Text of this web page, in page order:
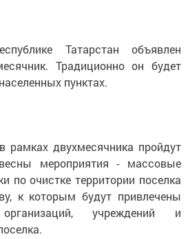
Татарстан объявлен
Традиционно он будет
пунктах.
рамках двухмесячника пройдут
мероприятия - массовые
по очистке территории поселка
к которым будут привлечены
учреждений и